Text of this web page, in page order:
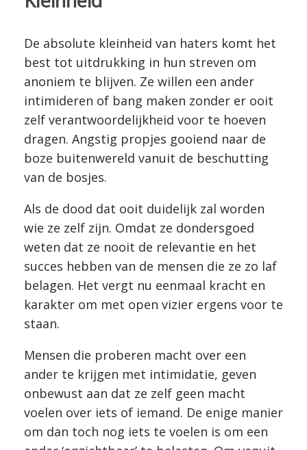
De absolute kleinheid van haters komt het
best tot uitdrukking in hun streven om
anoniem te blijven. Ze willen een ander
intimideren of bang maken zonder er ooit
zelf verantwoordelijkheid voor te hoeven
dragen. Angstig propjes gooiend naar de
boze buitenwereld vanuit de beschutting
van de bosjes.
Als de dood dat ooit duidelijk zal worden
wie ze zelf zijn. Omdat ze dondersgoed
weten dat ze nooit de relevantie en het
succes hebben van de mensen die ze zo laf
belagen. Het vergt nu eenmaal kracht en
karakter om met open vizier ergens voor te
staan.
Mensen die proberen macht over een
ander te krijgen met intimidatie, geven
onbewust aan dat ze zelf geen macht
voelen over iets of iemand. De enige manier
om dan toch nog iets te voelen is om een